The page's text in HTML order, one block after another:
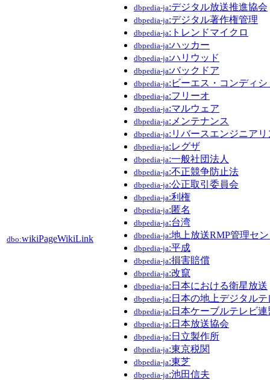
dbo:wikiPageWikiLink
dbpedia-ja:デジタル放送推進協会
dbpedia-ja:デジタル著作権管理
dbpedia-ja:トレンドマイクロ
dbpedia-ja:ハッカー
dbpedia-ja:ハリウッド
dbpedia-ja:バックドア
dbpedia-ja:ビーエス・コンディ
dbpedia-ja:フリーオ
dbpedia-ja:マルウェア
dbpedia-ja:メンテナンス
dbpedia-ja:リバースエンジニアリ
dbpedia-ja:レグザ
dbpedia-ja:一般社団法人
dbpedia-ja:不正競争防止法
dbpedia-ja:公正取引委員会
dbpedia-ja:利権
dbpedia-ja:匿名
dbpedia-ja:台湾
dbpedia-ja:地上放送RMP管理セ
dbpedia-ja:平成
dbpedia-ja:損害賠償
dbpedia-ja:改竄
dbpedia-ja:日本における衛星放送
dbpedia-ja:日本の地上デジタル
dbpedia-ja:日本ケーブルテレビ連
dbpedia-ja:日本放送協会
dbpedia-ja:日立製作所
dbpedia-ja:東京税関
dbpedia-ja:東芝
dbpedia-ja:池田信夫